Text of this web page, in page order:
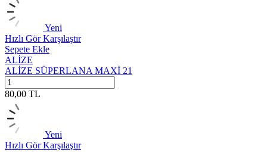
Yeni
Hızlı GörKarşılaştır
Sepete Ekle
ALİZE
ALİZE SÜPERLANA MAXİ 21
80,00 TL
Yeni
Hızlı GörKarşılaştır